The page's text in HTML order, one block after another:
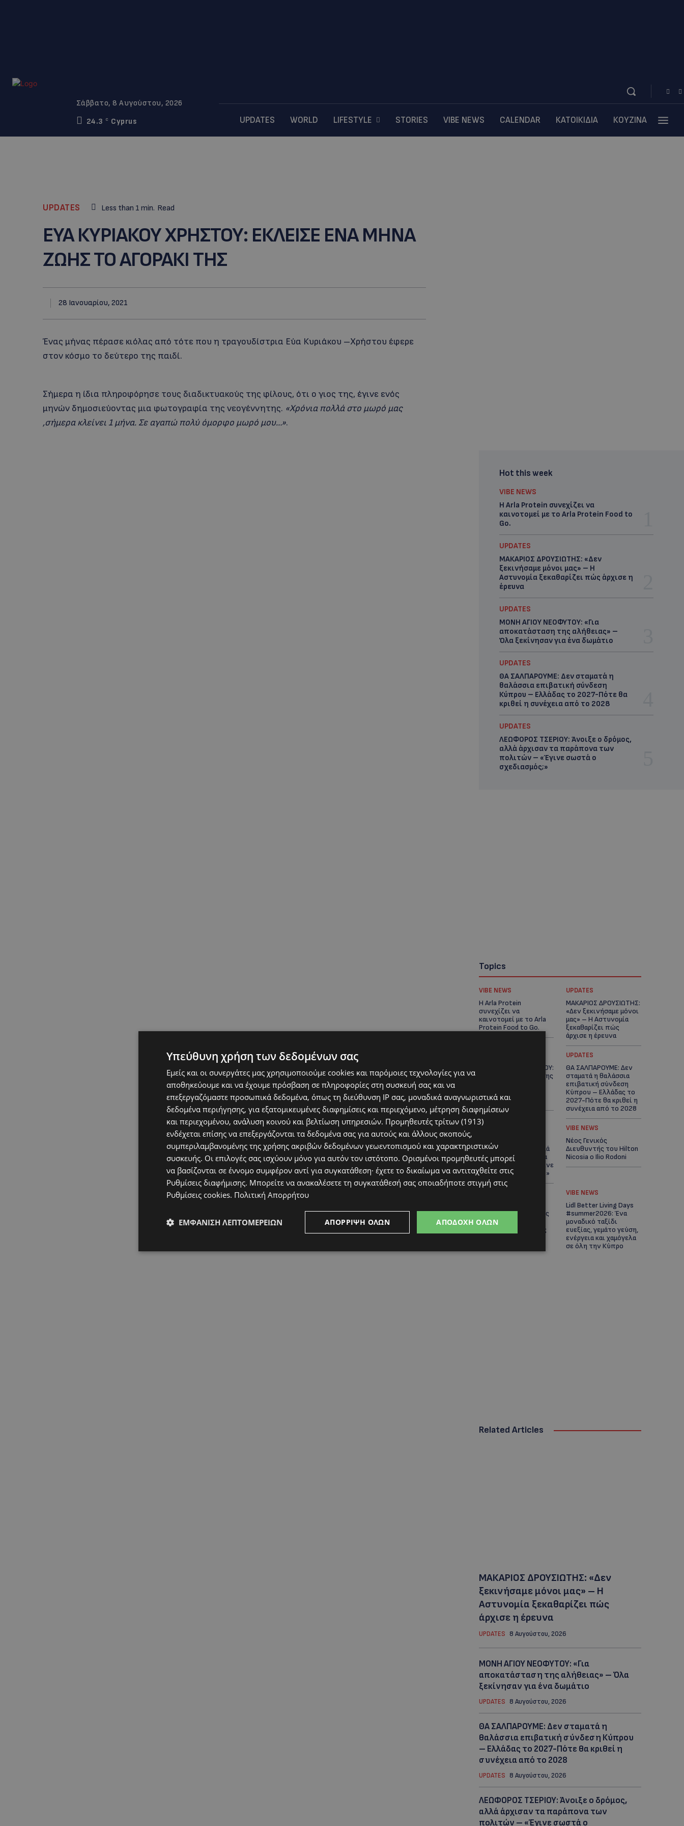
Σάββατο, 8 Αυγούστου, 2026
24.3
C Cyprus UPDATES WORLD LIFESTYLE STORIES VIBE NEWS CALENDAR ΚΑΤΟΙΚΙΔΙΑ ΚΟΥΖΙΝΑ
UPDATES Less than 1 min. Read
ΕΥΑ ΚΥΡΙΑΚΟΥ ΧΡΗΣΤΟΥ: ΕΚΛΕΙΣΕ ΕΝΑ ΜΗΝΑ
ΖΩΗΣ ΤΟ ΑΓΟΡΑΚΙ ΤΗΣ
28 Ιανουαρίου, 2021
Ένας μήνας πέρασε κιόλας από τότε που η τραγουδίστρια Εύα Κυριάκου –Χρήστου έφερε
στον κόσμο το δεύτερο της παιδί.
Σήμερα η ίδια πληροφόρησε τους διαδικτυακούς της φίλους, ότι ο γιος της, έγινε ενός
μηνών δημοσιεύοντας μια φωτογραφία της νεογέννητης. «Χρόνια πολλά στο μωρό μας
,σήμερα κλείνει 1 μήνα. Σε αγαπώ πολύ όμορφο μωρό μου…».
Hot this week
VIBE NEWS
Η Arla Protein συνεχίζει να
καινοτομεί με το Arla Protein Food to
Go.
UPDATES
ΜΑΚΑΡΙΟΣ ΔΡΟΥΣΙΩΤΗΣ: «Δεν
ξεκινήσαμε μόνοι μας» – Η
Αστυνομία ξεκαθαρίζει πώς άρχισε η
έρευνα
UPDATES
ΜΟΝΗ ΑΓΙΟΥ ΝΕΟΦΥΤΟΥ: «Για
αποκατάσταση της αλήθειας» –
Όλα ξεκίνησαν για ένα δωμάτιο
UPDATES
ΘΑ ΣΑΛΠΑΡΟΥΜΕ: Δεν σταματά η
θαλάσσια επιβατική σύνδεση
Κύπρου – Ελλάδας το 2027-Πότε θα
κριθεί η συνέχεια από το 2028
UPDATES
ΛΕΩΦΟΡΟΣ ΤΣΕΡΙΟΥ: Άνοιξε ο δρόμος,
αλλά άρχισαν τα παράπονα των
πολιτών – «Έγινε σωστά ο
σχεδιασμός;»
Topics
VIBE NEWS
Η Arla Protein
συνεχίζει να
καινοτομεί με το Arla
Protein Food to Go.
UPDATES
ΜΑΚΑΡΙΟΣ ΔΡΟΥΣΙΩΤΗΣ:
«Δεν ξεκινήσαμε μόνοι
μας» – Η Αστυνομία
ξεκαθαρίζει πώς
άρχισε η έρευνα
ΜΟΝΗ ΑΓΙΟΥ ΝΕΟΦΥΤΟΥ:
«Για αποκατάσταση της
ξεκίνησαν για ένα
δωμάτιο
UPDATES
ΘΑ ΣΑΛΠΑΡΟΥΜΕ: Δεν
σταματά η θαλάσσια
επιβατική σύνδεση
Κύπρου – Ελλάδας το
2027-Πότε θα κριθεί η
συνέχεια από το 2028
UPDATES
Άνοιξε ο δρόμος, αλλά
άρχισαν τα παράπονα
των πολιτών – «Έγινε
σωστά ο σχεδιασμός;»
VIBE NEWS
Νέος Γενικός
Διευθυντής του Hilton
Nicosia ο Ilio Rodoni
επίσημος συνεργάτης
του Φεστιβάλ
Κινηματογράφου της
VIBE NEWS
Lidl Better Living Days
#summer2026: Ένα
μοναδικό ταξίδι
ευεξίας, γεμάτο γεύση,
ενέργεια και χαμόγελα
σε όλη την Κύπρο
Related Articles
ΜΑΚΑΡΙΟΣ ΔΡΟΥΣΙΩΤΗΣ: «Δεν
ξεκινήσαμε μόνοι μας» – Η
Αστυνομία ξεκαθαρίζει πώς
άρχισε η έρευνα
UPDATES 8 Αυγούστου, 2026
ΜΟΝΗ ΑΓΙΟΥ ΝΕΟΦΥΤΟΥ: «Για
αποκατάσταση της αλήθειας» – Όλα
ξεκίνησαν για ένα δωμάτιο
UPDATES 8 Αυγούστου, 2026
ΘΑ ΣΑΛΠΑΡΟΥΜΕ: Δεν σταματά η
θαλάσσια επιβατική σύνδεση Κύπρου
– Ελλάδας το 2027-Πότε θα κριθεί η
συνέχεια από το 2028
UPDATES 8 Αυγούστου, 2026
ΛΕΩΦΟΡΟΣ ΤΣΕΡΙΟΥ: Άνοιξε ο δρόμος,
αλλά άρχισαν τα παράπονα των
πολιτών – «Έγινε σωστά ο
Υπεύθυνη χρήση των δεδομένων σας
Εμείς και οι συνεργάτες μας χρησιμοποιούμε cookies και παρόμοιες τεχνολογίες για να
αποθηκεύουμε και να έχουμε πρόσβαση σε πληροφορίες στη συσκευή σας και να
επεξεργαζόμαστε προσωπικά δεδομένα, όπως τη διεύθυνση IP σας, μοναδικά αναγνωριστικά και
δεδομένα περιήγησης, για εξατομικευμένες διαφημίσεις και περιεχόμενο, μέτρηση διαφημίσεων
και περιεχομένου, ανάλυση κοινού και βελτίωση υπηρεσιών. Προμηθευτές τρίτων (1913)
ενδέχεται επίσης να επεξεργάζονται τα δεδομένα σας για αυτούς και άλλους σκοπούς,
συμπεριλαμβανομένης της χρήσης ακριβών δεδομένων γεωεντοπισμού και χαρακτηριστικών
συσκευής. Οι επιλογές σας ισχύουν μόνο για αυτόν τον ιστότοπο. Ορισμένοι προμηθευτές μπορεί
να βασίζονται σε έννομο συμφέρον αντί για συγκατάθεση· έχετε το δικαίωμα να αντιταχθείτε στις
Ρυθμίσεις διαφήμισης. Μπορείτε να ανακαλέσετε τη συγκατάθεσή σας οποιαδήποτε στιγμή στις
Ρυθμίσεις cookies. Πολιτική Απορρήτου
ΑΠΟΔΟΧΉ ΌΛΩΝ
ΑΠΌΡΡΙΨΗ ΌΛΩΝ
ΕΜΦΆΝΙΣΗ ΛΕΠΤΟΜΕΡΕΙΏΝ